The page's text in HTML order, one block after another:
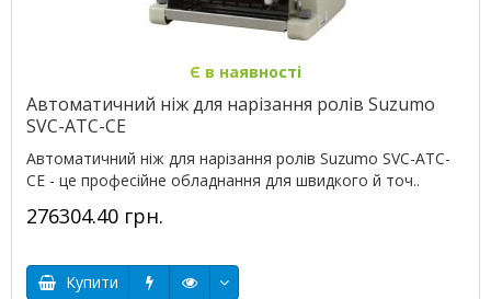
Є в наявності
Автоматичний ніж для нарізання ролів Suzumo
SVC-ATC-CE
Автоматичний ніж для нарізання ролів Suzumo SVC-ATC-
CE - це професійне обладнання для швидкого й точ..
276304.40 грн.
Купити